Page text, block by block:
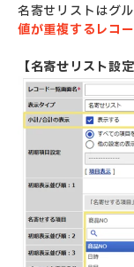
名寄せリストはグ
値が重複するレコ
【名寄せリスト設定